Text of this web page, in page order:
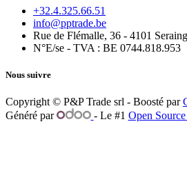
+32.4.325.66.51
info@pptrade.be
Rue de Flémalle, 36 - 4101
N°E/se - TVA : BE 0744.818.953
Nous suivre
Copyright © P&P Trade srl - Boosté par
Généré par
- Le #1 Open